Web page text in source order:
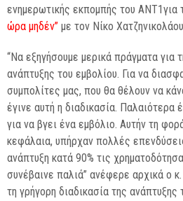
ενημερωτικής εκπομπής του ΑΝΤ1για
ώρα μηδέν” με τον Νίκο
“Να εξηγήσουμε μερικά πράγματα για
ανάπτυξης του εμβολίου. Για να
συμπολίτες μας, που θα θέλουν να
έγινε αυτή η διαδικασία. Παλαιότερα
για να βγει ένα εμβόλιο. Αυτήν τη
κεφάλαια, υπήρχαν πολλές
ανάπτυξη κατά 90% τις
συνέβαινε παλιά” ανέφερε αρχικά ο
τη γρήγορη διαδικασία της ανάπτυξης